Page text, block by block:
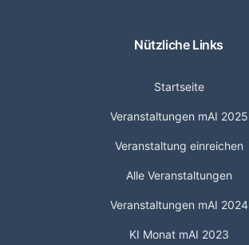
Nützliche Links
Startseite
Veranstaltungen mAI 2025
Veranstaltung einreichen
Alle Veranstaltungen
Veranstaltungen mAI 2024
KI Monat mAI 2023